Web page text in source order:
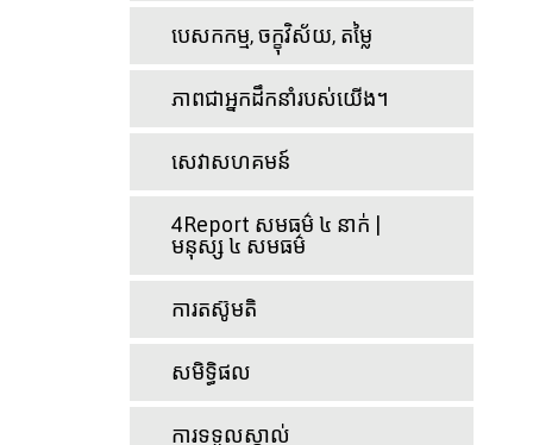
បេសកកម្ម, ចក្ខុវិស័យ, តម្លៃ
ភាពជាអ្នកដឹកនាំរបស់យើង។
សេវាសហគមន៍
4Report សមធម៌ ៤ នាក់ |
មនុស្ស ៤ សមធម៌
ការតស៊ូមតិ
សមិទ្ធិផល
ការទទួលស្គាល់